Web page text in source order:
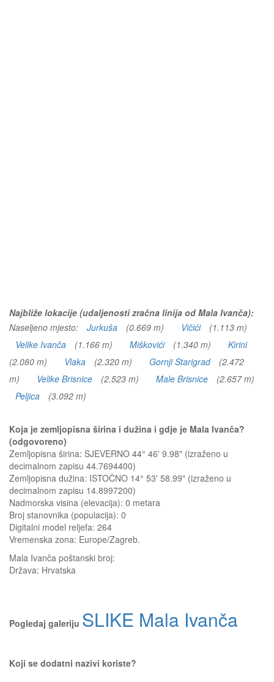
Najbliže lokacije (udaljenosti zračna linija od Mala Ivanča):
Naseljeno mjesto:
Jurkuša (0.669 m) Vičići
(1.113 m)
Velike Ivanča
(1.166 m) Miškovići (1.340 m)
Kirini
(2.080 m)
Vlaka (2.320 m) Gornji Starigrad
(2.472
m)
Velike Brisnice (2.523 m) Male Brisnice
(2.657 m)
Peljica
(3.092 m)
Koja je zemljopisna širina i dužina i gdje je Mala Ivanča?
(odgovoreno)
Zemljopisna širina: SJEVERNO 44° 46' 9.98" (izraženo u
decimalnom zapisu 44.7694400)
Zemljopisna dužina: ISTOČNO 14° 53' 58.99" (izraženo u
decimalnom zapisu 14.8997200)
Nadmorska visina (elevacija): 0 metara
Broj stanovnika (populacija): 0
Digitalni model reljefa: 264
Vremenska zona: Europe/Zagreb.
Mala Ivanča poštanski broj:
Država: Hrvatska
Pogledaj galeriju SLIKE Mala Ivanča
Koji se dodatni nazivi koriste?